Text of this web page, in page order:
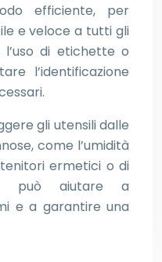
efficiente, per
e veloce a tutti gli
l’uso di etichette o
l’identificazione
gli utensili dalle
come l’umidità
ermetici o di
può aiutare a
e a garantire una